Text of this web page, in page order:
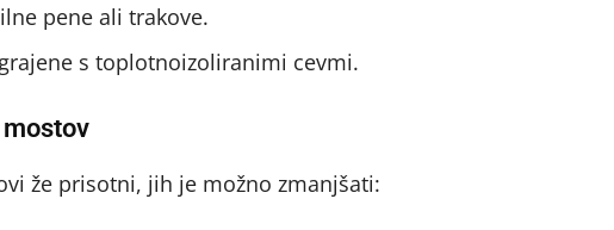
pene ali trakove.
s toplotnoizoliranimi cevmi.
že prisotni, jih je možno zmanjšati: